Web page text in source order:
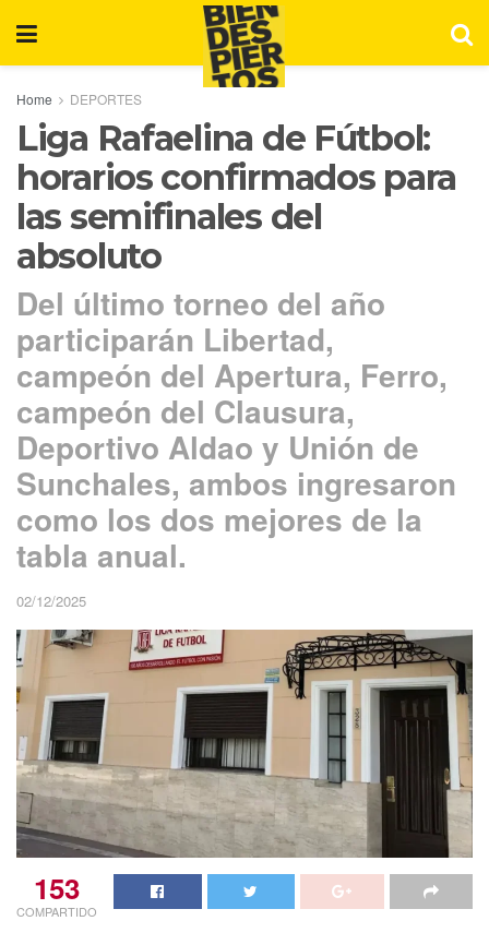
Home DEPORTES
Liga Rafaelina de Fútbol:
horarios confirmados para
las semifinales del
absoluto
Del último torneo del año
participarán Libertad,
campeón del Apertura, Ferro,
campeón del Clausura,
Deportivo Aldao y Unión de
Sunchales, ambos ingresaron
como los dos mejores de la
tabla anual.
02/12/2025
153
COMPARTIDO